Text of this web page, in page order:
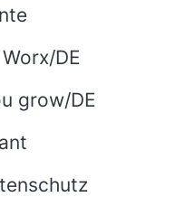
DE
grow/DE